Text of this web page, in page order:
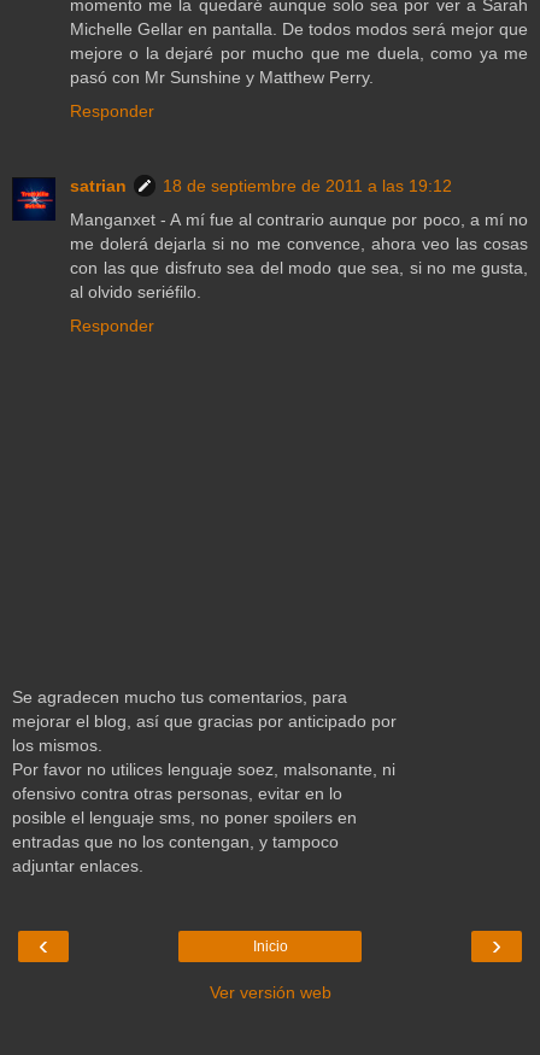
momento me la quedaré aunque solo sea por ver a Sarah
Michelle Gellar en pantalla. De todos modos será mejor que
mejore o la dejaré por mucho que me duela, como ya me
pasó con Mr Sunshine y Matthew Perry.
Responder
satrian
18 de septiembre de 2011 a las 19:12
Manganxet - A mí fue al contrario aunque por poco, a mí no
me dolerá dejarla si no me convence, ahora veo las cosas
con las que disfruto sea del modo que sea, si no me gusta,
al olvido seriéfilo.
Responder
Se agradecen mucho tus comentarios, para
mejorar el blog, así que gracias por anticipado por
los mismos.
Por favor no utilices lenguaje soez, malsonante, ni
ofensivo contra otras personas, evitar en lo
posible el lenguaje sms, no poner spoilers en
entradas que no los contengan, y tampoco
adjuntar enlaces.
‹ ›
Inicio
Ver versión web